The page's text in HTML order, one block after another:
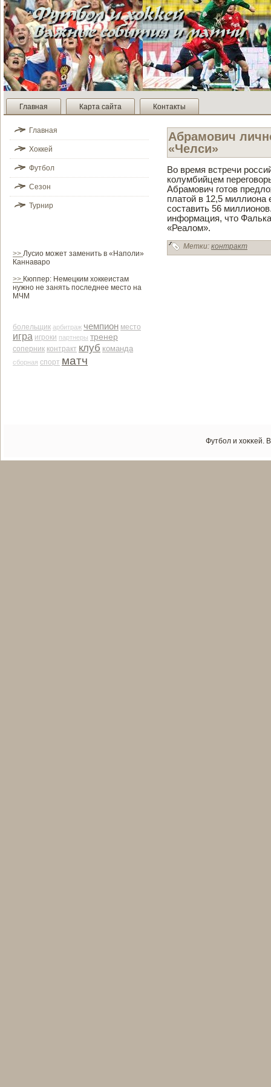
Главная Карта сайта Контакты
Главная
Хоккей
Футбол
Сезон
Турнир
>> Лусио может заменить в «Наполи»
Каннаваро
>> Кюппер: Немецким хоккеистам
нужно не занять последнее место на
МЧМ
болельщик арби­траж чемпион место
игра игроки партнеры тренер
соперник контракт клуб команда
сборная спорт матч
Абрамович
«Челси»
Во время встречи
колумби­йцем
Абрамович готов
платой в 12,5
составить 56
информация, что
«Реалом».
Метки: контракт
Футбол и хоκκей.